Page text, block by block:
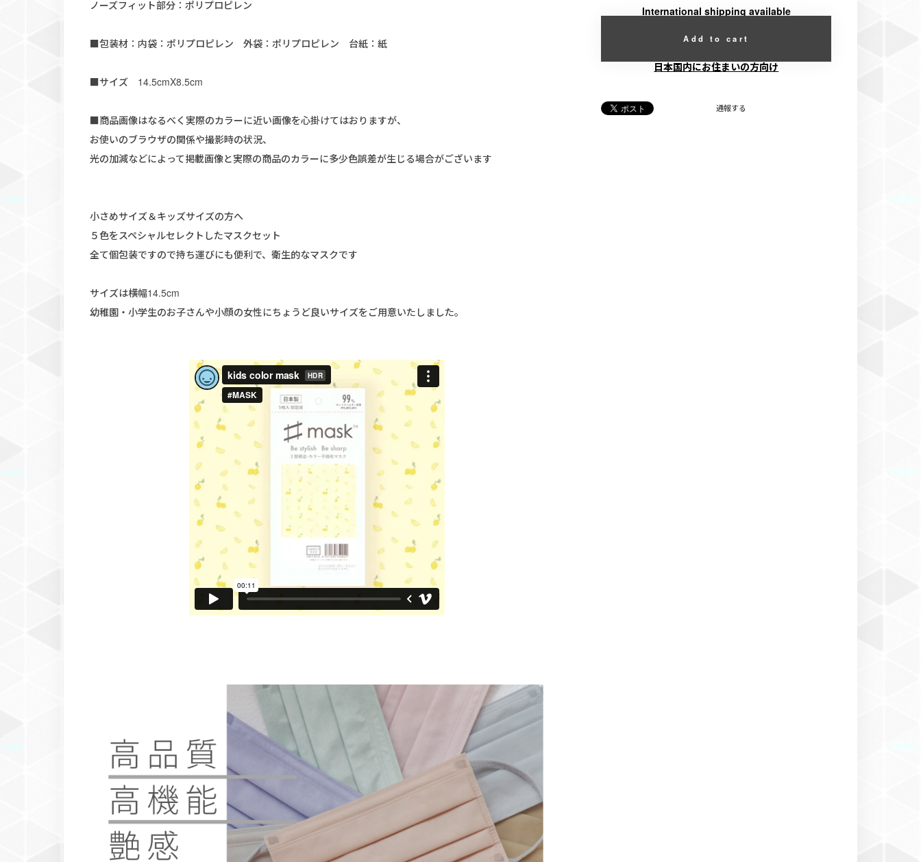
ノーズフィット部分：ポリプロピレン
■包装材：内袋：ポリプロピレン 外袋：ポリプロピレン 台紙：紙
■サイズ 14.5cmX8.5cm
■商品画像はなるべく実際のカラーに近い画像を心掛けてはおりますが、
お使いのブラウザの関係や撮影時の状況、
光の加減などによって掲載画像と実際の商品のカラーに多少色誤差が生じる場合がございます
小さめサイズ＆キッズサイズの方へ
５色をスペシャルセレクトしたマスクセット
全て個包装ですので持ち運びにも便利で、衛生的なマスクです
サイズは横幅14.5cm
幼稚園・小学生のお子さんや小顔の女性にちょうど良いサイズをご用意いたしました。
International shipping available
Add to cart
日本国内にお住まいの方向け
通報する